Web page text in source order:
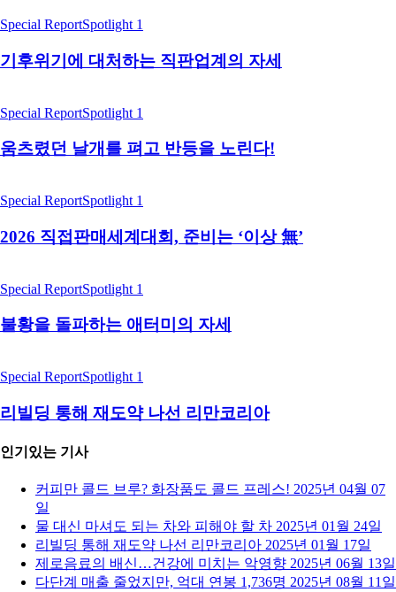
Special ReportSpotlight 1
기후위기에 대처하는 직판업계의 자세
Special ReportSpotlight 1
움츠렸던 날개를 펴고 반등을 노린다!
Special ReportSpotlight 1
2026 직접판매세계대회, 준비는 ‘이상 無’
Special ReportSpotlight 1
불황을 돌파하는 애터미의 자세
Special ReportSpotlight 1
리빌딩 통해 재도약 나선 리만코리아
인기있는 기사
커피만 콜드 브루? 화장품도 콜드 프레스! 2025년 04월 07
일
물 대신 마셔도 되는 차와 피해야 할 차 2025년 01월 24일
리빌딩 통해 재도약 나선 리만코리아 2025년 01월 17일
제로음료의 배신…건강에 미치는 악영향 2025년 06월 13일
다단계 매출 줄었지만, 억대 연봉 1,736명 2025년 08월 11일